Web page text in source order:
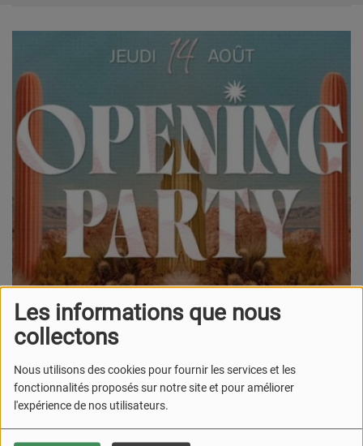
Les informations que nous
collectons
Nous utilisons des cookies pour fournir les services et les
fonctionnalités proposés sur notre site et pour améliorer
l'expérience de nos utilisateurs.
20 AOÛT 2025